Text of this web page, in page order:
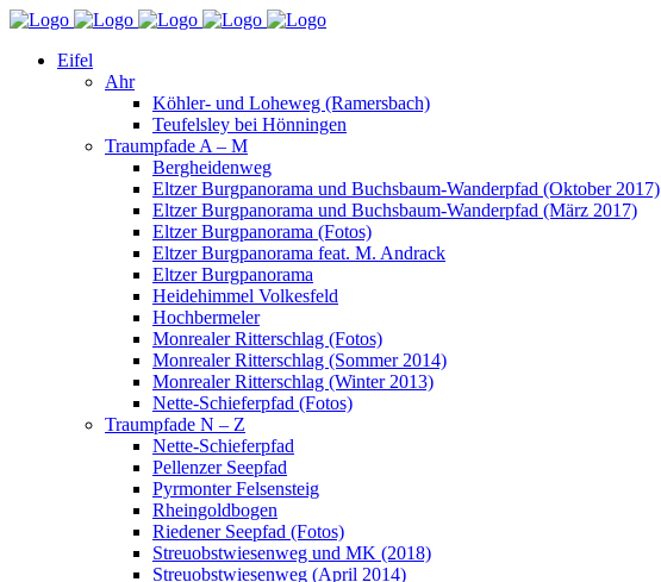
Eifel
Ahr
Köhler- und Loheweg (Ramersbach)
Teufelsley bei Hönningen
Traumpfade A – M
Bergheidenweg
Eltzer Burgpanorama und Buchsbaum-Wanderpfad (Oktober 2017)
Eltzer Burgpanorama und Buchsbaum-Wanderpfad (März 2017)
Eltzer Burgpanorama (Fotos)
Eltzer Burgpanorama feat. M. Andrack
Eltzer Burgpanorama
Heidehimmel Volkesfeld
Hochbermeler
Monrealer Ritterschlag (Fotos)
Monrealer Ritterschlag (Sommer 2014)
Monrealer Ritterschlag (Winter 2013)
Nette-Schieferpfad (Fotos)
Traumpfade N – Z
Nette-Schieferpfad
Pellenzer Seepfad
Pyrmonter Felsensteig
Rheingoldbogen
Riedener Seepfad (Fotos)
Streuobstwiesenweg und MK (2018)
Streuobstwiesenweg (April 2014)